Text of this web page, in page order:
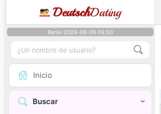
DeutschDating
Berlin 2026-08-09 09:50
Inicio
Buscar